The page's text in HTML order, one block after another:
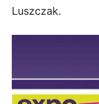
Luszczak.